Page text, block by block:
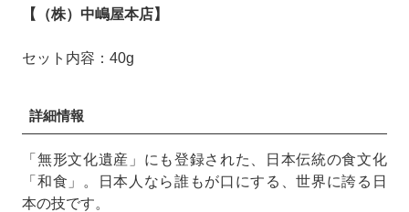
【（株）中嶋屋本店】
セット内容：40g
詳細情報
「無形文化遺産」にも登録された、日本伝統の食文化
「和食」。日本人なら誰もが口にする、世界に誇る日
本の技です。